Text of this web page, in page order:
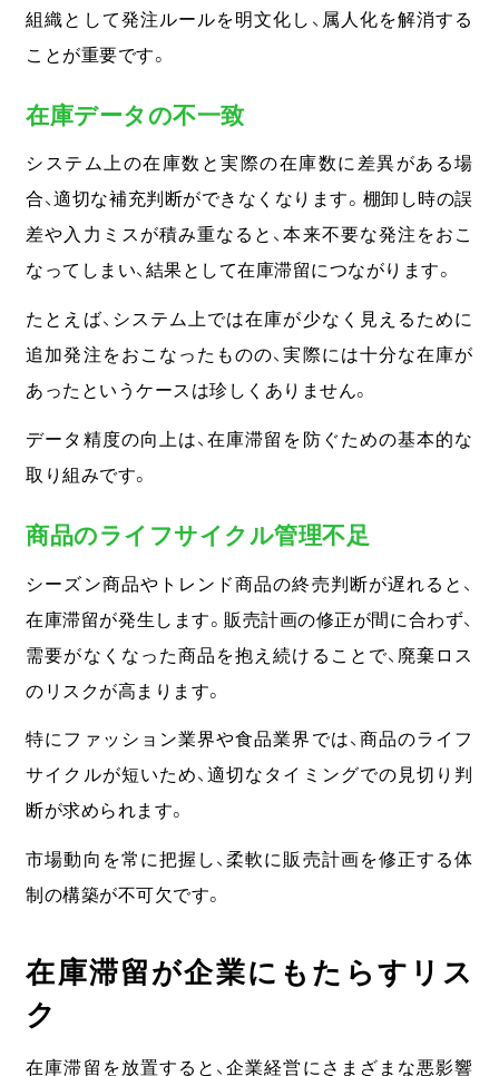
組織として発注ルールを明文化し、属人化を解消する
ことが重要です。
在庫データの不一致
システム上の在庫数と実際の在庫数に差異がある場
合、適切な補充判断ができなくなります。 棚卸し時の誤
差や入力ミスが積み重なると、本来不要な発注をおこ
なってしまい、結果として在庫滞留につながります。
たとえば、システム上では在庫が少なく見えるために
追加発注をおこなったものの、実際には十分な在庫が
あったというケースは珍しくありません。
データ精度の向上は、在庫滞留を防ぐための基本的な
取り組みです。
商品のライフサイクル管理不足
シーズン商品やトレンド商品の終売判断が遅れると、
在庫滞留が発生します。 販売計画の修正が間に合わず、
需要がなくなった商品を抱え続けることで、廃棄ロス
のリスクが高まります。
特にファッション業界や食品業界では、商品のライフ
サイクルが短いため、適切なタイミングでの見切り判
断が求められます。
市場動向を常に把握し、柔軟に販売計画を修正する体
制の構築が不可欠です。
在庫滞留が企業にもたらすリス
ク
在庫滞留を放置すると、企業経営にさまざまな悪影響